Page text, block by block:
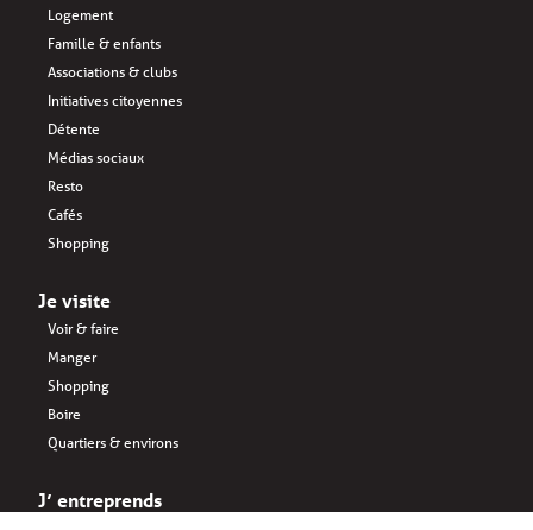
Logement
Famille & enfants
Associations & clubs
Initiatives citoyennes
Détente
Médias sociaux
Resto
Cafés
Shopping
Je visite
Voir & faire
Manger
Shopping
Boire
Quartiers & environs
J’ entreprends